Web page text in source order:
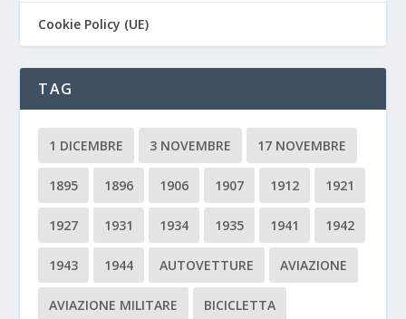
Cookie Policy (UE)
TAG
1 DICEMBRE 3 NOVEMBRE 17 NOVEMBRE
1895 1896 1906 1907 1912 1921
1927 1931 1934 1935 1941 1942
1943 1944 AUTOVETTURE AVIAZIONE
AVIAZIONE MILITARE BICICLETTA